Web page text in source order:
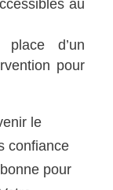
au
d’un
pour
le
confiance
pour